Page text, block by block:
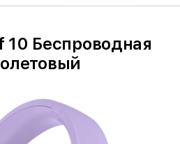
10 Беспроводная